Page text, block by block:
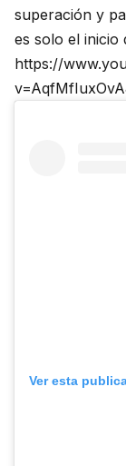
superación y
es solo el inicio
https://
Ver esta